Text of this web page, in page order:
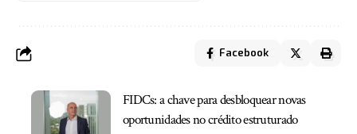
Facebook
FIDCs: a chave para desbloquear novas
oportunidades no crédito estruturado